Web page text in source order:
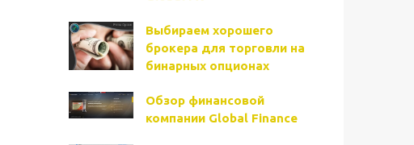
Выбираем хорошего
брокера для торговли на
бинарных опционах
Обзор финансовой
компании Global Finance